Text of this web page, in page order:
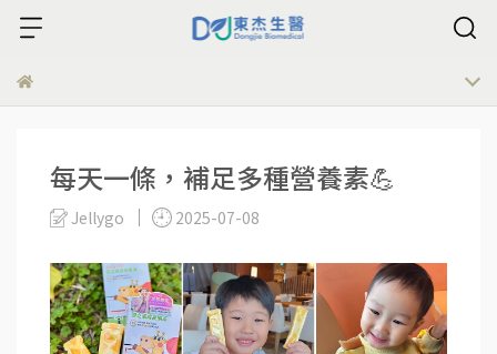
每天一條，補足多種營養素💪
Jellygo 2025-07-08